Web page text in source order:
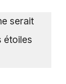
serait
étoiles